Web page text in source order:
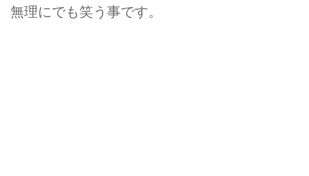
無理にでも笑う事です。